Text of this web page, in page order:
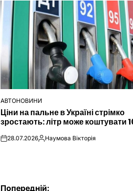
ОПУБЛІКУВАТИ
У
АВТОНОВИНИ
Ціни на пальне в Україні стрімко
зростають: літр може коштувати
on28.07.2026Опубліковано
Наумова Вікторія
Попередній: